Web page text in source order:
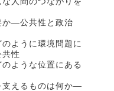
か―公共性と政治
ように環境問題に
性
ような位置にある
支えるものは何か―